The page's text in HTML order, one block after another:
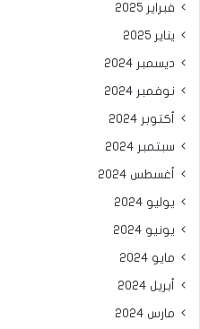
فبراير 2025
يناير 2025
ديسمبر 2024
نوفمبر 2024
أكتوبر 2024
سبتمبر 2024
أغسطس 2024
يوليو 2024
يونيو 2024
مايو 2024
أبريل 2024
مارس 2024